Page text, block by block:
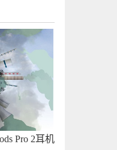
Pro 2耳机